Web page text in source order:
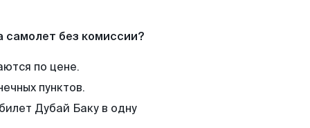
самолет без комиссии?
по цене.
пунктов.
Дубай Баку в одну